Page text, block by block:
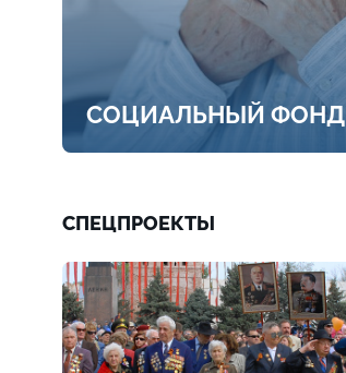
СОЦИАЛЬНЫЙ ФОНД
СПЕЦПРОЕКТЫ